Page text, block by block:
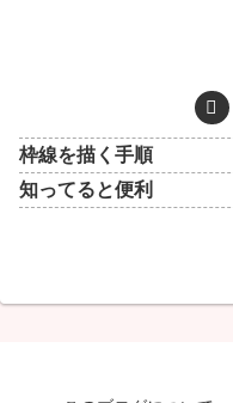
枠線を描く手順
知ってると便利